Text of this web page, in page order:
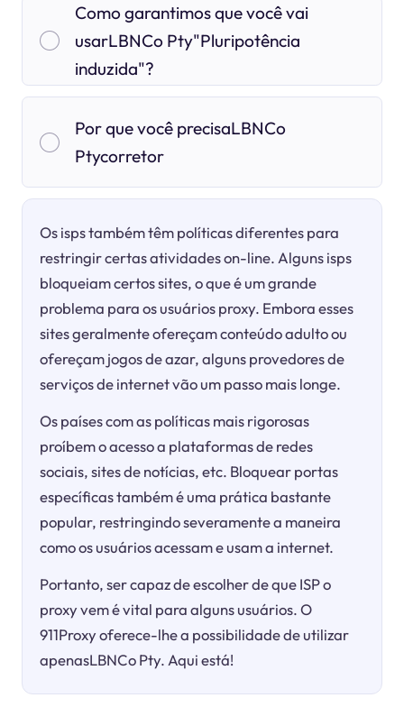
Como garantimos que você vai
usarLBNCo Pty"Pluripotência
induzida"?
Por que você precisaLBNCo
Ptycorretor
Os isps também têm políticas diferentes para
restringir certas atividades on-line. Alguns isps
bloqueiam certos sites, o que é um grande
problema para os usuários proxy. Embora esses
sites geralmente ofereçam conteúdo adulto ou
ofereçam jogos de azar, alguns provedores de
serviços de internet vão um passo mais longe.
Os países com as políticas mais rigorosas
proíbem o acesso a plataformas de redes
sociais, sites de notícias, etc. Bloquear portas
específicas também é uma prática bastante
popular, restringindo severamente a maneira
como os usuários acessam e usam a internet.
Portanto, ser capaz de escolher de que ISP o
proxy vem é vital para alguns usuários. O
911Proxy oferece-lhe a possibilidade de utilizar
apenasLBNCo Pty. Aqui está!